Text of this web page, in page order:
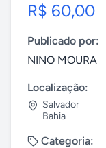
R$ 60,00
Publicado por:
NINO MOURA
Localização:
Salvador
Bahia
Categoria: